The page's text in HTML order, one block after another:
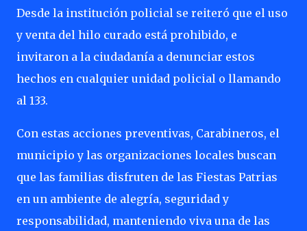
Desde la institución policial se reiteró que el uso
y venta del hilo curado está prohibido, e
invitaron a la ciudadanía a denunciar estos
hechos en cualquier unidad policial o llamando
al 133.
Con estas acciones preventivas, Carabineros, el
municipio y las organizaciones locales buscan
que las familias disfruten de las Fiestas Patrias
en un ambiente de alegría, seguridad y
responsabilidad, manteniendo viva una de las